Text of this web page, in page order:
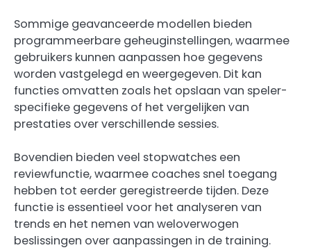
Sommige geavanceerde modellen bieden
programmeerbare geheuginstellingen, waarmee
gebruikers kunnen aanpassen hoe gegevens
worden vastgelegd en weergegeven. Dit kan
functies omvatten zoals het opslaan van speler-
specifieke gegevens of het vergelijken van
prestaties over verschillende sessies.
Bovendien bieden veel stopwatches een
reviewfunctie, waarmee coaches snel toegang
hebben tot eerder geregistreerde tijden. Deze
functie is essentieel voor het analyseren van
trends en het nemen van weloverwogen
beslissingen over aanpassingen in de training.